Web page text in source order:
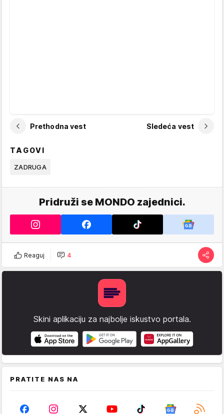
Prethodna vest Sledeća vest
TAGOVI
ZADRUGA
Pridruži se MONDO zajednici.
Reaguj 4
Skini aplikaciju za najbolje iskustvo portala.
PRATITE NAS NA